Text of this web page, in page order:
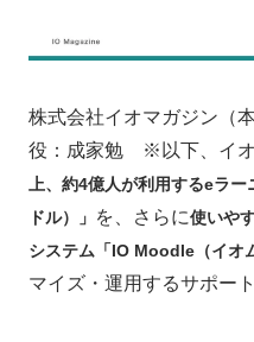
株式会社イオマガジン（
役：成家勉 ※以下、イオ
上、約4億人が利用するeラ
ドル）」 を、さらに使いや
システム「IO Moodle（イオ
マイズ・運用するサポー